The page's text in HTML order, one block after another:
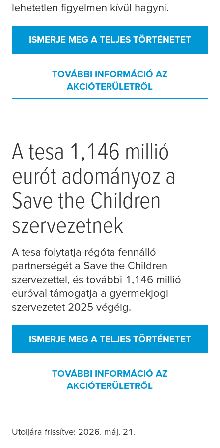
lehetetlen figyelmen kívül hagyni.
ISMERJE MEG A TELJES TÖRTÉNETET
TOVÁBBI INFORMÁCIÓ AZ
AKCIÓTERÜLETRŐL
A tesa 1,146 millió
eurót adományoz a
Save the Children
szervezetnek
A tesa folytatja régóta fennálló
partnerségét a Save the Children
szervezettel, és további 1,146 millió
euróval támogatja a gyermekjogi
szervezetet 2025 végéig.
ISMERJE MEG A TELJES TÖRTÉNETET
TOVÁBBI INFORMÁCIÓ AZ
AKCIÓTERÜLETRŐL
Utoljára frissítve: 2026. máj. 21.